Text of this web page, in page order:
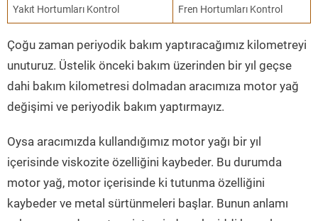
Yakıt Hortumları Kontrol Fren Hortumları Kontrol
Çoğu zaman periyodik bakım yaptıracağımız kilometreyi
unuturuz. Üstelik önceki bakım üzerinden bir yıl geçse
dahi bakım kilometresi dolmadan aracımıza motor yağ
değişimi ve periyodik bakım yaptırmayız.
Oysa aracımızda kullandığımız motor yağı bir yıl
içerisinde viskozite özelliğini kaybeder. Bu durumda
motor yağ, motor içerisinde ki tutunma özelliğini
kaybeder ve metal sürtünmeleri başlar. Bunun anlamı